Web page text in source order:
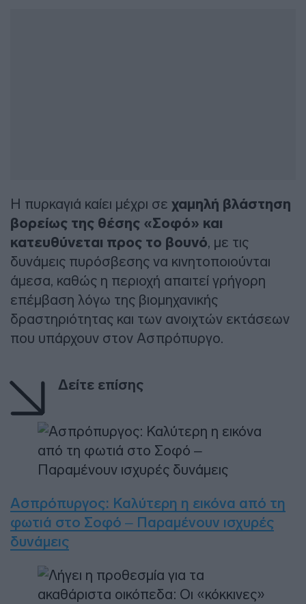
Η πυρκαγιά καίει μέχρι σε χαμηλή βλάστηση
βορείως της θέσης «Σοφό» και
κατευθύνεται προς το βουνό, με τις
δυνάμεις πυρόσβεσης να κινητοποιούνται
άμεσα, καθώς η περιοχή απαιτεί γρήγορη
επέμβαση λόγω της βιομηχανικής
δραστηριότητας και των ανοιχτών εκτάσεων
που υπάρχουν στον Ασπρόπυργο.
Δείτε επίσης
Ασπρόπυργος: Καλύτερη η εικόνα από τη
φωτιά στο Σοφό – Παραμένουν ισχυρές
δυνάμεις